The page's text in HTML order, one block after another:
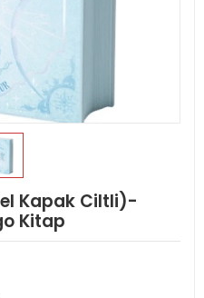
Kapak Ciltli)-
Kitap